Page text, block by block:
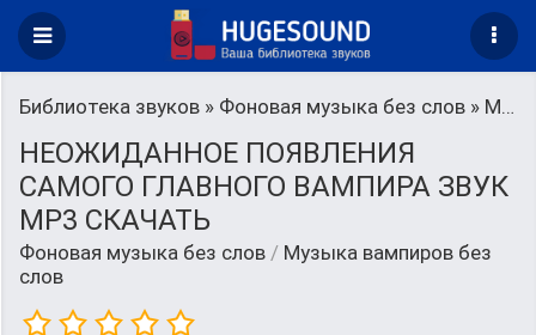
Библиотека звуков » Фоновая музыка без слов » Музыка вампиров без слов
НЕОЖИДАННОЕ ПОЯВЛЕНИЯ
САМОГО ГЛАВНОГО ВАМПИРА ЗВУК
MP3 СКАЧАТЬ
Фоновая музыка без слов / Музыка вампиров без
слов